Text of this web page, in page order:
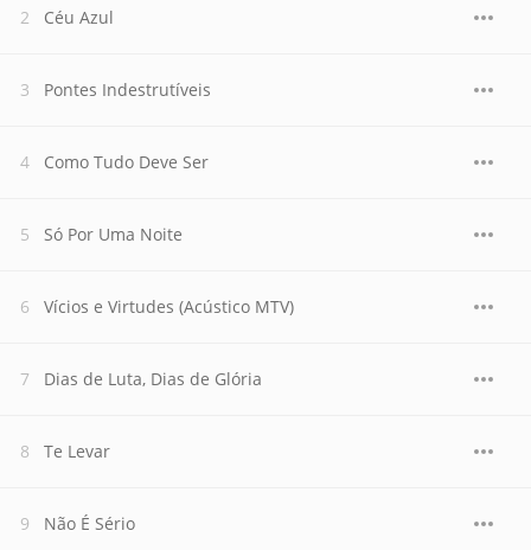
Céu Azul
Pontes Indestrutíveis
Como Tudo Deve Ser
Só Por Uma Noite
Vícios e Virtudes (Acústico MTV)
Dias de Luta, Dias de Glória
Te Levar
Não É Sério